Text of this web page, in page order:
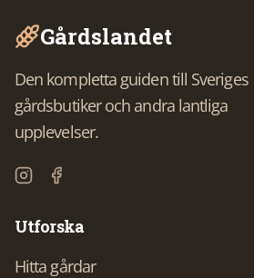
Gårdslandet
Den kompletta guiden till Sveriges
gårdsbutiker och andra lantliga
upplevelser.
Utforska
Hitta gårdar